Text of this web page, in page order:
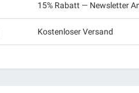
15% Rabatt — Newsletter
Kostenloser Versand